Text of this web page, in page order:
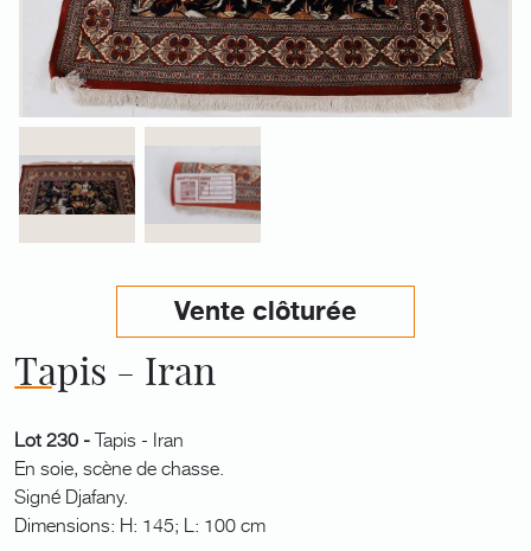
Vente clôturée
Tapis - Iran
Lot 230 -Tapis - Iran
En soie, scène de chasse.
Signé Djafany.
Dimensions: H: 145; L: 100 cm